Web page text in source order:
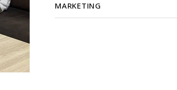
MARKETING